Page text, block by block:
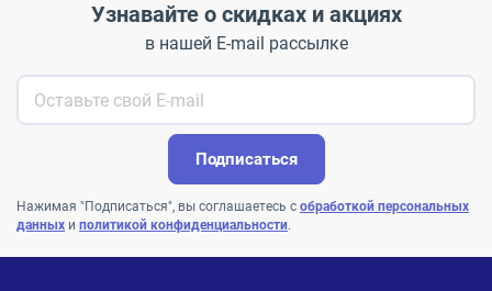
Узнавайте о скидках и акциях
в нашей E-mail рассылке
Подписаться
Нажимая "Подписаться", вы соглашаетесь с обработкой персональных
данных и политикой конфиденциальности.